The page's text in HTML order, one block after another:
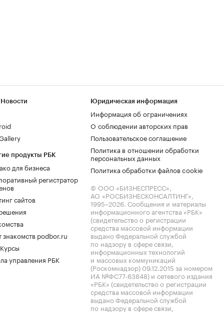
продукты РБК
для бизнеса
регистратор
сайтов
знакомств podbor.ru
управления РБК
Юридическая информация
Информация об ограничениях
О соблюдении авторских прав
Пользовательское соглашение
Политика в отношении обработки
персональных данных
Политика обработки файлов cookie
© ООО «БИЗНЕСПРЕСС»,
АО «РОСБИЗНЕСКОНСАЛТИНГ»,
1995–2026. Сообщения и материалы
информационного агентства «РБК»
(свидетельство о регистрации
средства массовой информации
выдано Федеральной службой
по надзору в сфере связи,
информационных технологий
и массовых коммуникаций
(Роскомнадзор) 09.12.2015 за номером
ИА №ФС77-63848) и сетевого издания
«РБК» (свидетельство о регистрации
средства массовой информации
выдано Федеральной службой
по надзору в сфере связи,